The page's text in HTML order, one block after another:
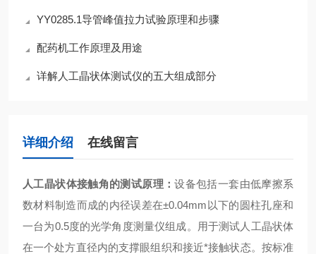
YY0285.1导管峰值拉力试验原理和步骤
配药机工作原理及用途
详解人工晶状体测试仪的五大组成部分
详细介绍 在线留言
人工晶状体接触角的测试原理：设备包括一套由低摩擦系
数材料制造而成的内径误差在±0.04mm以下的圆柱孔座和
一台为0.5度的光学角度测量仪组成。用于测试人工晶状体
在一个处方直径内的支撑眼组织和接近*接触状态。按标准